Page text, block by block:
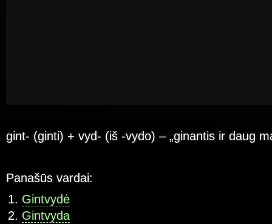
gint- (ginti) + vyd- (iš -vydo) – „ginantis ir daug
Panašūs vardai:
Gintvydė
Gintvyda